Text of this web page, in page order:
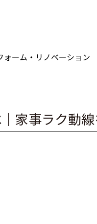
ォーム・リノベーション
家事ラク動